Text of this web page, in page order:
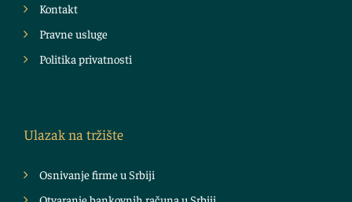
Kontakt
Pravne usluge
Politika privatnosti
Ulazak na tržište
Osnivanje firme u Srbiji